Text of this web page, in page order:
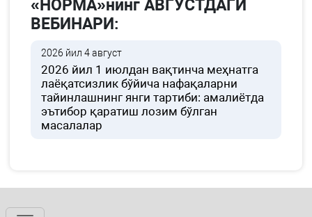
«НОРМА»нинг АВГУСТДАГИ
ВЕБИНАРИ:
2026 йил 4 август
2026 йил 1 июлдан вақтинча меҳнатга
лаёқатсизлик бўйича нафақаларни
тайинлашнинг янги тартиби: амалиётда
эътибор қаратиш лозим бўлган
масалалар